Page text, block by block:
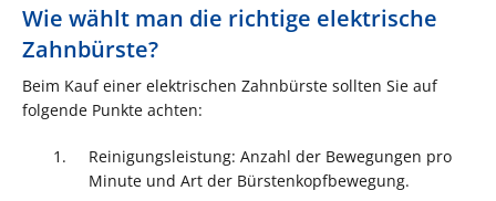
Wie wählt man die richtige elektrische
Zahnbürste?
Beim Kauf einer elektrischen Zahnbürste sollten Sie auf
folgende Punkte achten:
Reinigungsleistung: Anzahl der Bewegungen pro
Minute und Art der Bürstenkopfbewegung.